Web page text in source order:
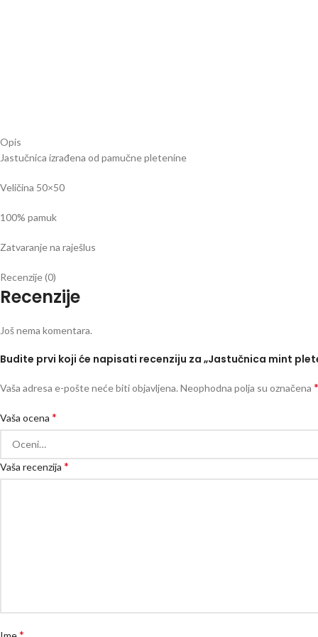
Opis
Jastučnica izrađena od pamučne pletenine
Veličina 50×50
100% pamuk
Zatvaranje na raješlus
Recenzije (0)
Recenzije
Još nema komentara.
Budite prvi koji će napisati recenziju za „Jastučnica mint
Vaša adresa e-pošte neće biti objavljena. Neophodna polja su označena *
Vaša ocena *
Vaša recenzija *